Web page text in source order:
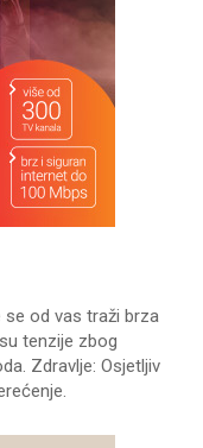
od vas traži brza
tenzije zbog
Zdravlje: Osjetljiv